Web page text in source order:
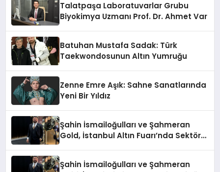
Talatpaşa Laboratuvarlar Grubu
Biyokimya Uzmanı Prof. Dr. Ahmet Var
Batuhan Mustafa Sadak: Türk
Taekwondosunun Altın Yumruğu
Zenne Emre Aşık: Sahne Sanatlarında
Yeni Bir Yıldız
Şahin İsmailoğulları ve Şahmeran
Gold, İstanbul Altın Fuarı’nda Sektöre
Şahin İsmailoğulları ve Şahmeran